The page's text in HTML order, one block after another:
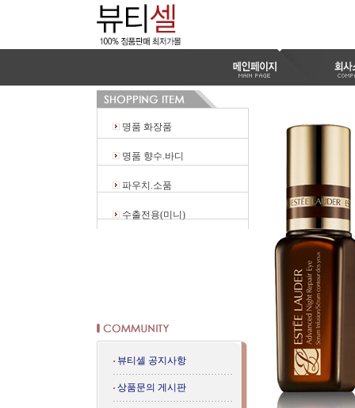
명품 화장품
명품 향수.바디
파우치.소품
수출전용(미니)
뷰티셀 공지사항
상품문의 게시판